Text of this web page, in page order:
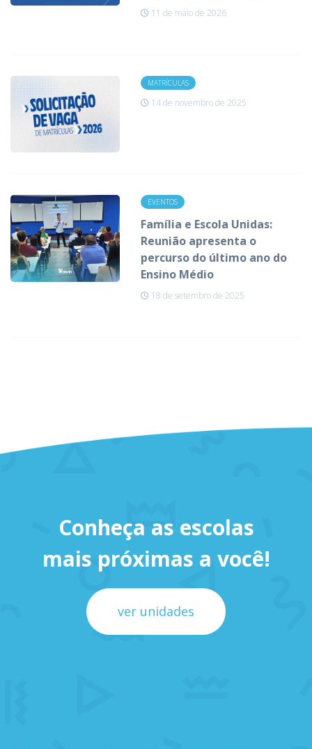
11 de maio de 2026
MATRÍCULAS
14 de novembro de 2025
EVENTOS
Família e Escola Unidas:
Reunião apresenta o
percurso do último ano do
Ensino Médio
18 de setembro de 2025
Conheça as escolas
mais próximas a você!
ver unidades